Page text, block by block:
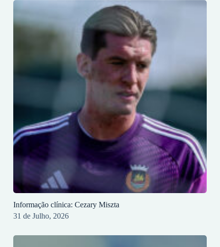
Informação clínica: Cezary Miszta
31 de Julho, 2026